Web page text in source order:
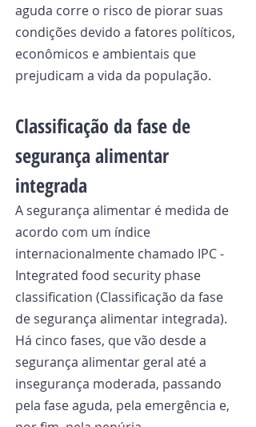
aguda corre o risco de piorar suas
condições devido a fatores políticos,
econômicos e ambientais que
prejudicam a vida da população.
Classificação da fase de
segurança alimentar
integrada
A segurança alimentar é medida de
acordo com um índice
internacionalmente chamado IPC -
Integrated food security phase
classification (Classificação da fase
de segurança alimentar integrada).
Há cinco fases, que vão desde a
segurança alimentar geral até a
insegurança moderada, passando
pela fase aguda, pela emergência e,